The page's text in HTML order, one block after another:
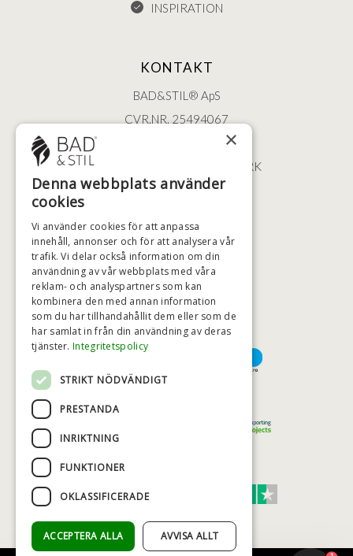
INSPIRATION
KONTAKT
BAD&STIL® ApS
CVR.NR. 25494067
ØSTERBROGADE 202
2100 KØBENHAVN • DANMARK
+46 (0)79 008 12 60
HÖGSTA KREDITVÄRDIGHET
BETALNINGSALTERNATIV
×
Denna webbplats använder
cookies
Vi använder cookies för att anpassa
innehåll, annonser och för att analysera vår
trafik. Vi delar också information om din
användning av vår webbplats med våra
reklam- och analyspartners som kan
kombinera den med annan information
som du har tillhandahållit dem eller som de
har samlat in från din användning av deras
tjänster. Integritetspolicy
STRIKT NÖDVÄNDIGT
PRESTANDA
INRIKTNING
FUNKTIONER
OKLASSIFICERADE
ACCEPTERA ALLA AVVISA ALLT